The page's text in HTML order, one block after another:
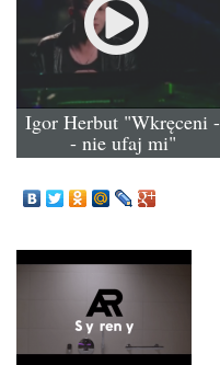
Igor Herbut "Wkręceni -
- nie ufaj mi"